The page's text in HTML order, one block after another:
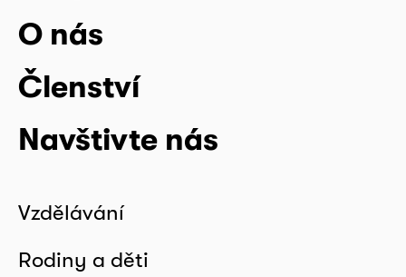
O nás
Členství
Navštivte nás
Vzdělávání
Rodiny a děti